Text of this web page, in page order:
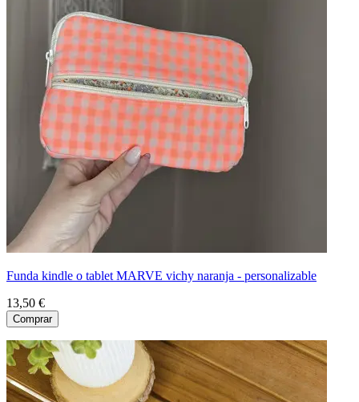
Funda kindle o tablet MARVE vichy naranja - personalizable
13,50 €
Comprar